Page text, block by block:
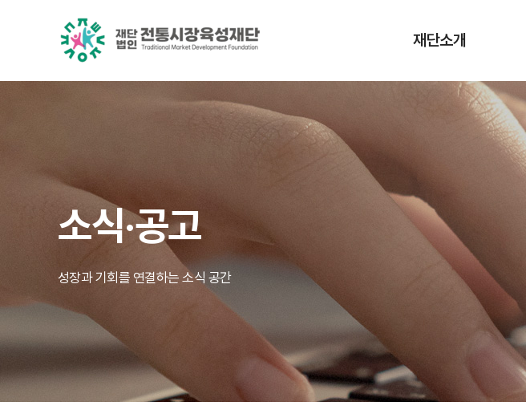
재단소개
CI·슬로건 소개
오시는 길
소식·공고
성장과 기회를 연결하는 소식 공간